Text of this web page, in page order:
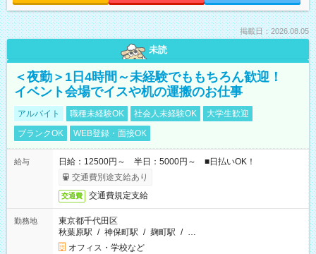
掲載日：2026.08.05
未読
＜夜勤＞1日4時間～未経験でももちろん歓迎！
イベント会場でイスや机の運搬のお仕事
アルバイト 職種未経験OK 社会人未経験OK
大学生歓迎
ブランクOK
WEB登録・面接OK
給与
日給：12500円～ 半日：5000円～ ■日払いOK！
交通費別途支給あり
交通費 交通費規定支給
勤務地
東京都千代田区
秋葉原駅 / 神保町駅 / 麹町駅 / …
オフィス・学校など